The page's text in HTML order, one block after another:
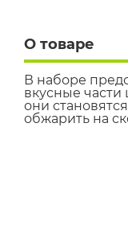
О товаре
В наборе
вкусные
они
обжарить на